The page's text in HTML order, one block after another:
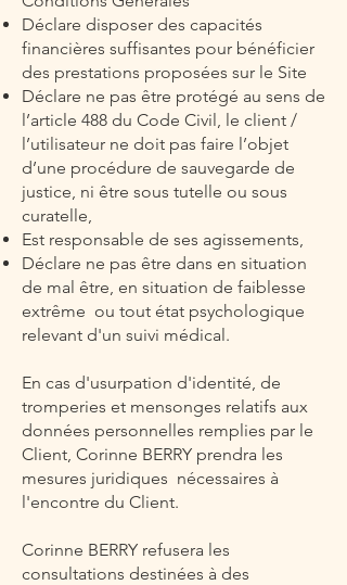
Déclare disposer des capacités
financières suffisantes pour bénéficier
des prestations proposées sur le Site
Déclare ne pas être protégé au sens de
l’article 488 du Code Civil, le client /
l’utilisateur ne doit pas faire l’objet
d’une procédure de sauvegarde de
justice, ni être sous tutelle ou sous
curatelle,
Est responsable de ses agissements,
Déclare ne pas être dans en situation
de mal être, en situation de faiblesse
extrême ou tout état psychologique
relevant d'un suivi médical.
En cas d'usurpation d'identité, de
tromperies et mensonges relatifs aux
données personnelles remplies par le
Client, Corinne BERRY prendra les
mesures juridiques nécessaires à
l'encontre du Client.
Corinne BERRY refusera les
consultations destinées à des